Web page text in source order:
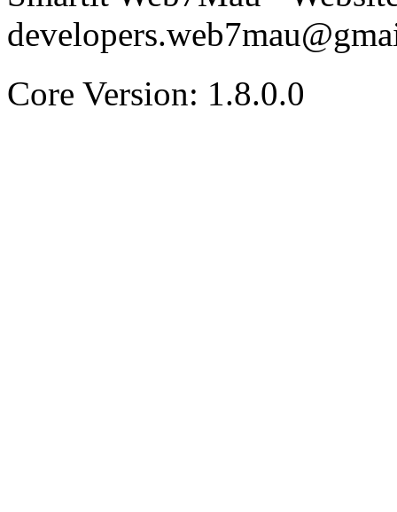
Core Version: 1.8.0.0